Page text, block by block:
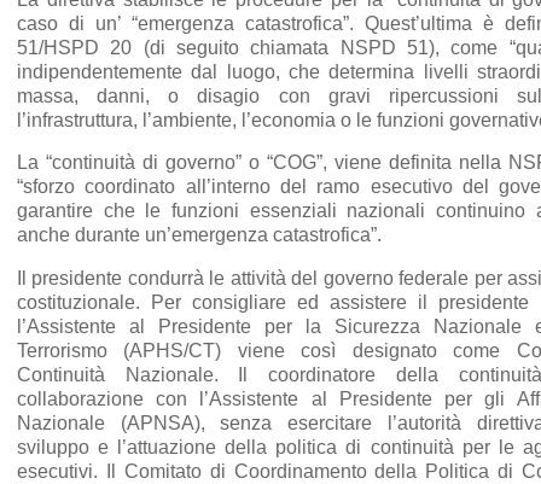
caso di un’ “emergenza catastrofica”. Quest’ultima è
51/HSPD 20 (di seguito chiamata NSPD 51), come
indipendentemente dal luogo, che determina livelli
massa, danni, o disagio con gravi ripercussioni
l’infrastruttura, l’ambiente, l’economia o le funzioni
La “continuità di governo” o “COG”, viene definita nella
“sforzo coordinato all’interno del ramo esecutivo del
garantire che le funzioni essenziali nazionali continuino
anche durante un’emergenza catastrofica”.
Il presidente condurrà le attività del governo federale per
costituzionale. Per consigliare ed assistere il presidente
l’Assistente al Presidente per la Sicurezza
Terrorismo (APHS/CT) viene così designato come
Continuità Nazionale. Il coordinatore della
collaborazione con l’Assistente al Presidente per gli
Nazionale (APNSA), senza esercitare l’autorità
sviluppo e l’attuazione della politica di continuità per le
esecutivi. Il Comitato di Coordinamento della Politica di